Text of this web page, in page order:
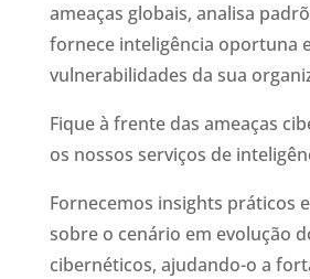
ameaças globais, analisa
fornece inteligência oportuna
vulnerabilidades da sua
Fique à frente das ameaças
os nossos serviços de
Fornecemos insights práticos
sobre o cenário em evolução
cibernéticos, ajudando-o a